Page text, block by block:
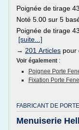
Poignée de tirage
Noté 5.00 sur 5
Poignée de tirage
[suite...]
→ 201 Articles pour
Voir également :
Poignee Porte
Fixation Porte
FABRICANT DE
Menuiserie